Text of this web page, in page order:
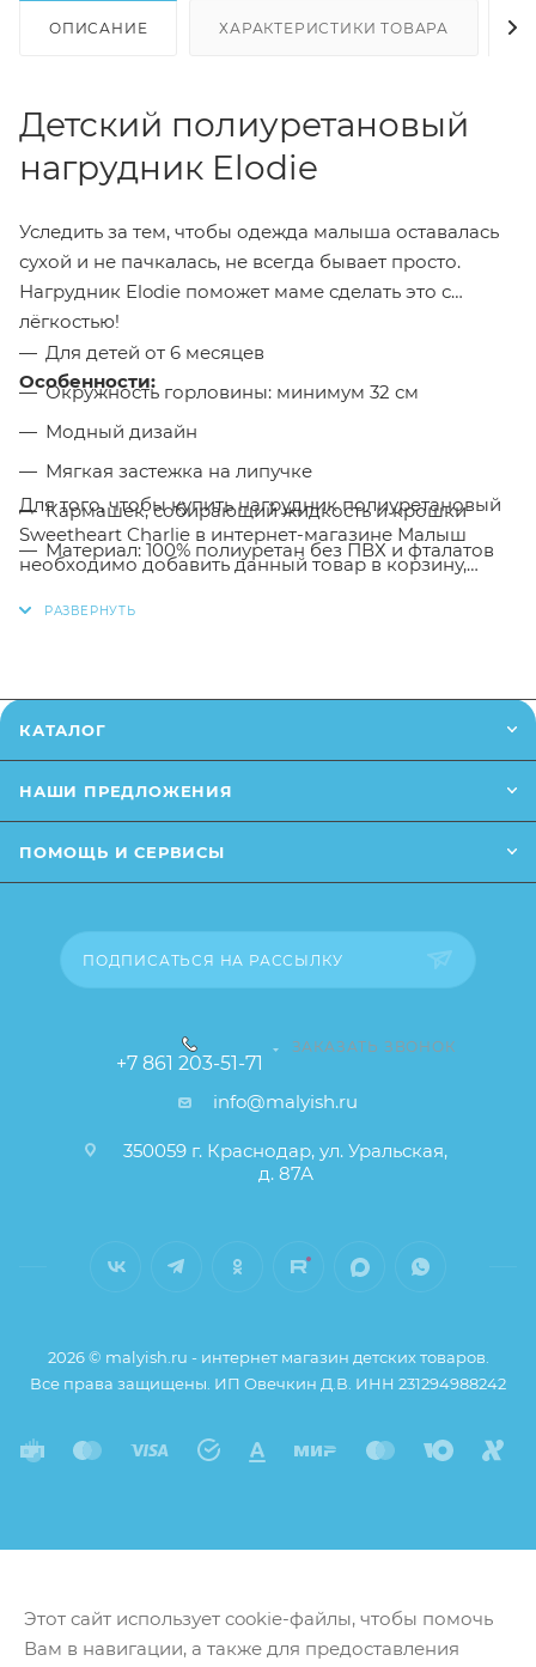
ОПИСАНИЕ ХАРАКТЕРИСТИКИ ТОВАРА
Детский полиуретановый
нагрудник Elodie
Уследить за тем, чтобы одежда малыша оставалась
сухой и не пачкалась, не всегда бывает просто.
Нагрудник Elodie поможет маме сделать это с
лёгкостью!
Особенности:
Для детей от 6 месяцев
Окружность горловины: минимум 32 см
Модный дизайн
Мягкая застежка на липучке
Кармашек, собирающий жидкость и крошки
Материал: 100% полиуретан без ПВХ и фталатов
Для того, чтобы купить нагрудник полиуретановый
Sweetheart Charlie в интернет-магазине Малыш
необходимо добавить данный товар в корзину,
сайте (например, оттенки цветов, незначительные
влияющие на основные потребительские свойства
свойства и иные существенные элементы товара и
КАТАЛОГ
НАШИ ПРЕДЛОЖЕНИЯ
ПОМОЩЬ И СЕРВИСЫ
ПОДПИСАТЬСЯ НА РАССЫЛКУ
+7 861 203-51-71
ЗАКАЗАТЬ ЗВОНОК
info@malyish.ru
350059 г. Краснодар, ул. Уральская,
д. 87А
2026 © malyish.ru - интернет магазин детских товаров.
Все права защищены. ИП Овечкин Д.В. ИНН 231294988242
Этот сайт использует cookie-файлы, чтобы помочь
Вам в навигации, а также для предоставления